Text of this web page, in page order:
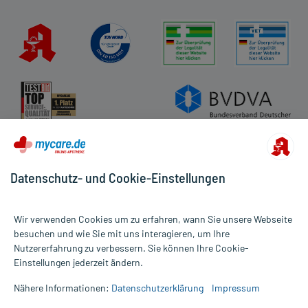
Impressum
Datenschutz
Cookie-Einstellungen
Rückgabe/Widerruf
Alle Preise gelten inkl. MwSt., ggf. zzgl. Versandkosten
Informationen auf dieser Website werden ausschließlich für
die Untersuchung und Behandlung durch einen Arzt. Bitte
Datenschutz- und Cookie-Einstellungen
Wir verwenden Cookies um zu erfahren, wann Sie unsere Webseite
besuchen und wie Sie mit uns interagieren, um Ihre
Nutzererfahrung zu verbessern. Sie können Ihre Cookie-
Einstellungen jederzeit ändern.
Nähere Informationen: Datenschutzerklärung Impressum